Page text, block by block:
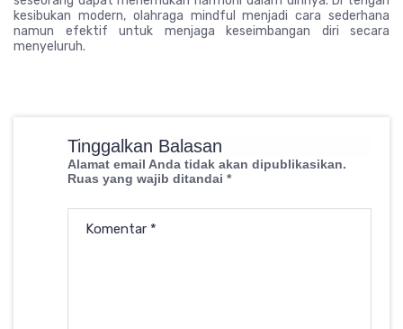
kesibukan modern, olahraga mindful menjadi cara sederhana
namun efektif untuk menjaga keseimbangan diri secara
menyeluruh.
Tinggalkan Balasan
Alamat email Anda tidak akan dipublikasikan.
Ruas yang wajib ditandai *
Komentar *